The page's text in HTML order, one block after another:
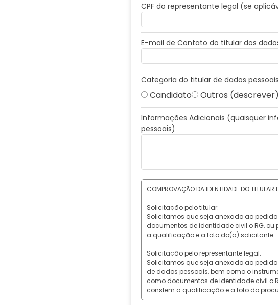
CPF do representante legal (se
E-mail de Contato do titular dos
Categoria do titular de dados
Candidato Outros (descrever)
Informações Adicionais (quaisquer
pessoais)
COMPROVAÇÃO DA IDENTIDADE DO TITULAR
Solicitação pelo titular:
Solicitamos que seja anexado ao
documentos de identidade civil o RG,
a qualificação e a foto do(a) solicitante.
Solicitação pelo representante legal:
Solicitamos que seja anexado ao
de dados pessoais, bem como o
como documentos de identidade civil o
constem a qualificação e a foto do